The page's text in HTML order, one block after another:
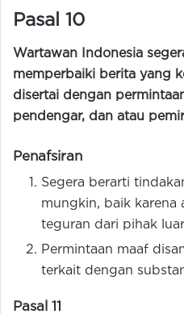
Pasal 10
Wartawan Indonesia
memperbaiki berita yang
disertai dengan
pendengar, dan atau
Penafsiran
Segera berarti
mungkin, baik karena
teguran dari pihak
Permintaan maaf
terkait dengan
Pasal 11